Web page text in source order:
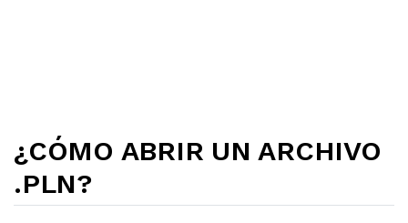
¿CÓMO ABRIR UN ARCHIVO
.PLN?